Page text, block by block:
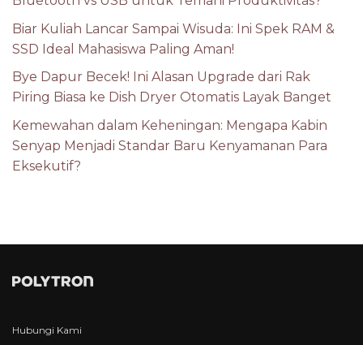
Biar Kuliah Lancar Sampai Wisuda: Ini Spek RAM &
SSD Ideal Mahasiswa Paling Aman!
Bye Dapur Becek! Ini Alasan Upgrade dari Rak
Piring Biasa ke Dish Dryer Otomatis Layak Banget
Kemewahan dalam Keheningan: Mengapa Kabin
Senyap Menjadi Standar Baru Kenyamanan Para
Eksekutif?
Hubungi Kami